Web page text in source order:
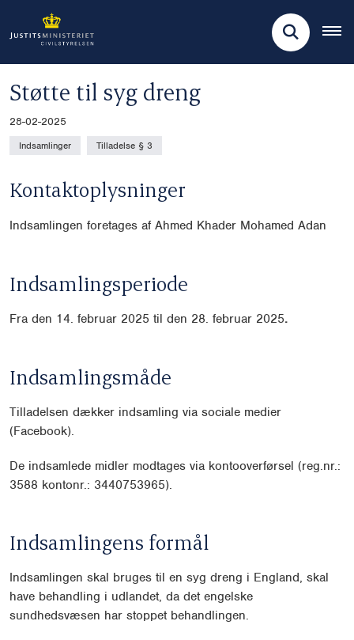
Støtte til syg dreng
28-02-2025
Indsamlinger Tilladelse § 3
Kontaktoplysninger
Indsamlingen foretages af Ahmed Khader Mohamed Adan
Indsamlingsperiode
Fra den 14. februar 2025 til den 28. februar 2025.
Indsamlingsmåde
Tilladelsen dækker indsamling via sociale medier
(Facebook).
De indsamlede midler modtages via kontooverførsel (reg.nr.:
3588 kontonr.: 3440753965).
Indsamlingens formål
Indsamlingen skal bruges til en syg dreng i England, skal
have behandling i udlandet, da det engelske
sundhedsvæsen har stoppet behandlingen.